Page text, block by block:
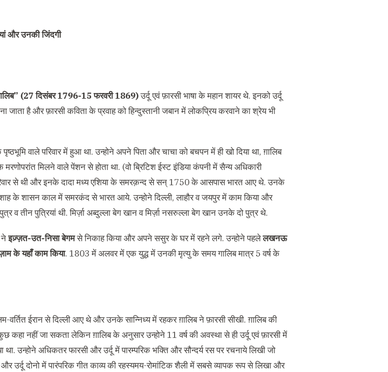
और उनकी जिंदगी
(27 दिसंबर 1796-15 फरवरी 1869)उर्दू एवं फ़ारसी भाषा के महान शायर थे. इनको उर्दू
जाता है और फ़ारसी कविता के प्रवाह को हिन्दुस्तानी जबान में लोकप्रिय करवाने का श्रेय भी
वाले परिवार में हुआ था. उन्होने अपने पिता और चाचा को बचपन में ही खो दिया था, ग़ालिब
मिलने वाले पेंशन से होता था. (वो ब्रिटिश ईस्ट इंडिया कंपनी में सैन्य अधिकारी
से थी और इनके दादा मध्य एशिया के समरक़न्द से सन् 1750 के आसपास भारत आए थे. उनके
शाह के शासन काल में समरकंद से भारत आये. उन्होने दिल्ली, लाहौर व जयपुर में काम किया और
व तीन पुत्रियां थी. मिर्ज़ा अब्दुल्ला बेग खान व मिर्ज़ा नसरुल्ला बेग खान उनके दो पुत्र थे.
नेइज़्ज़त-उत-निसा बेगमसे निकाह किया और अपने ससुर के घर में रहने लगे. उन्होने पहलेलखनऊ
के यहाँ काम किया. 1803 में अलवर में एक युद्ध में उनकी मृत्यु के समय गालिब मात्र 5 वर्ष के
वर्तित ईरान से दिल्ली आए थे और उनके सान्निध्य में रहकर ग़ालिब ने फ़ारसी सीखी. ग़ालिब की
कुछ कहा नहीं जा सकता लेकिन ग़ालिब के अनुसार उन्होने 11 वर्ष की अवस्था से ही उर्दू एवं फ़ारसी में
उन्होने अधिकतर फारसी और उर्दू में पारम्परिक भक्ति और सौन्दर्य रस पर रचनाये लिखी जो
उर्दू दोनो में पारंपरिक गीत काव्य की रहस्यमय-रोमांटिक शैली में सबसे व्यापक रूप से लिखा और